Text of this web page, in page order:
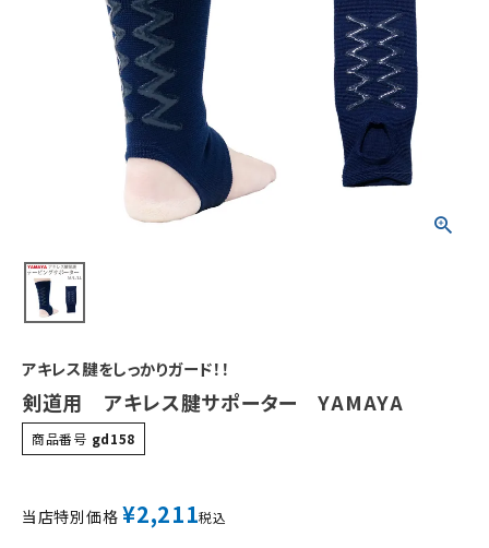
アキレス腱をしっかりガード！！
剣道用 アキレス腱サポーター YAMAYA
商品番号 gd158
当店特別価格 ¥2,211税込